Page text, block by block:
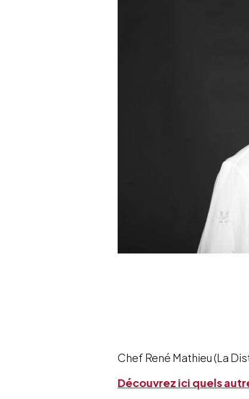
Chef René Mathieu (La
Découvrez ici quels